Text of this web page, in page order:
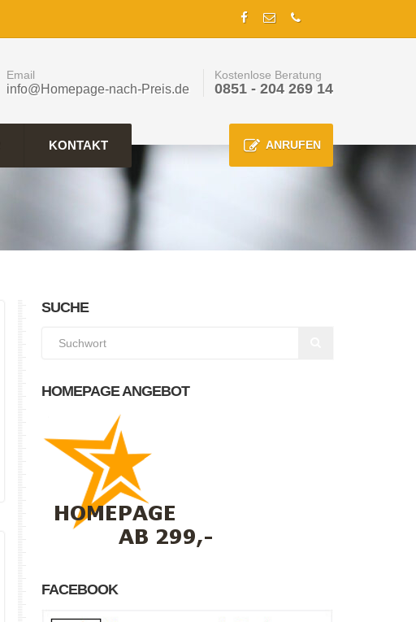
Email
info@Homepage-nach-Preis.de
Kostenlose Beratung
0851 - 204 269 14
KONTAKT ANRUFEN
SUCHE
HOMEPAGE ANGEBOT
FACEBOOK